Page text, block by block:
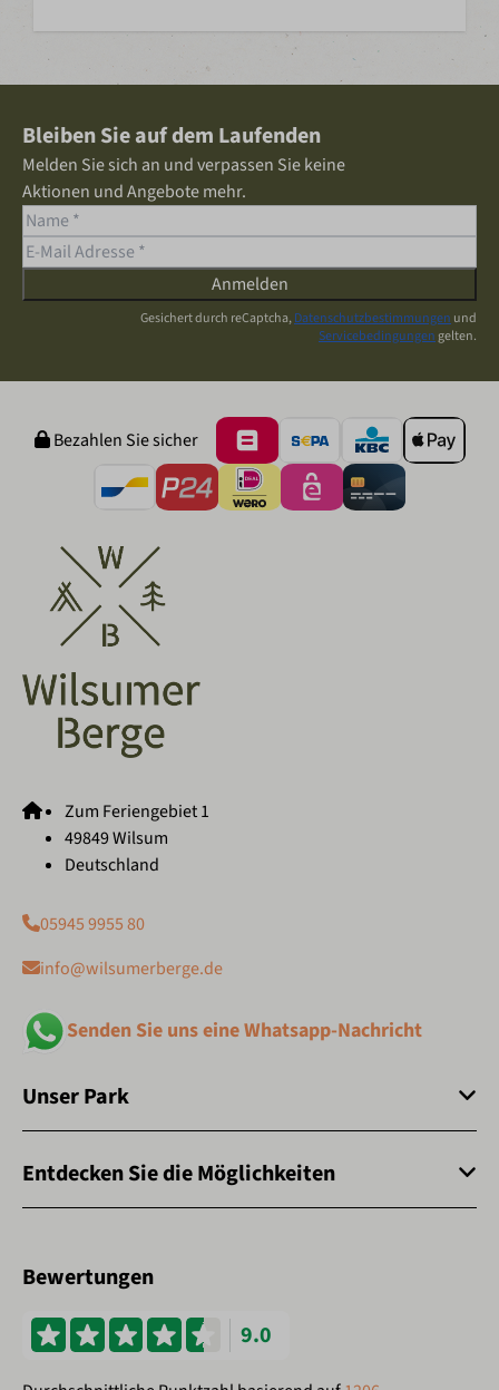
Bleiben Sie auf dem Laufenden
Melden Sie sich an und verpassen Sie keine
Aktionen und Angebote mehr.
Anmelden
Gesichert durch reCaptcha,Datenschutzbestimmungen und
Servicebedingungengelten.
Bezahlen Sie sicher
Zum Feriengebiet 1
49849 Wilsum
Deutschland
05945 9955 80
info@wilsumerberge.de
Senden Sie uns eine Whatsapp-Nachricht
Unser Park
Entdecken Sie die Möglichkeiten
Bewertungen
9.0